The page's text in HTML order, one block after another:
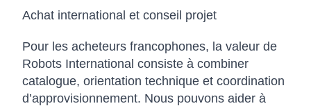
Achat international et conseil projet
Pour les acheteurs francophones, la valeur de
Robots International consiste à combiner
catalogue, orientation technique et coordination
d’approvisionnement. Nous pouvons aider à